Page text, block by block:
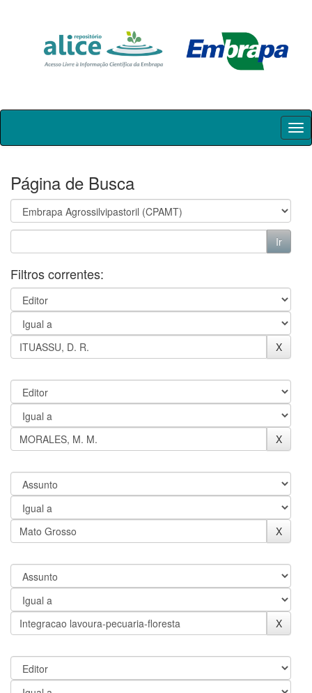
Skip
Página de Busca
Filtros correntes: